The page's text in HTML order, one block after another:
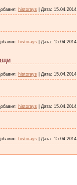
historays Дата: 15.04.2014
historays Дата: 15.04.2014
historays Дата: 15.04.2014
historays Дата: 15.04.2014
historays Дата: 15.04.2014